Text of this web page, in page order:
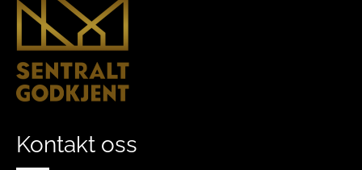
Kontakt oss